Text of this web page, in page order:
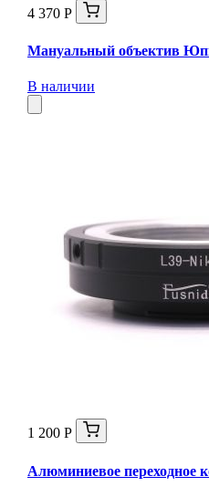
4 370 Р
Мануальный объектив
В наличии
1 200 Р
Алюминиевое переходное